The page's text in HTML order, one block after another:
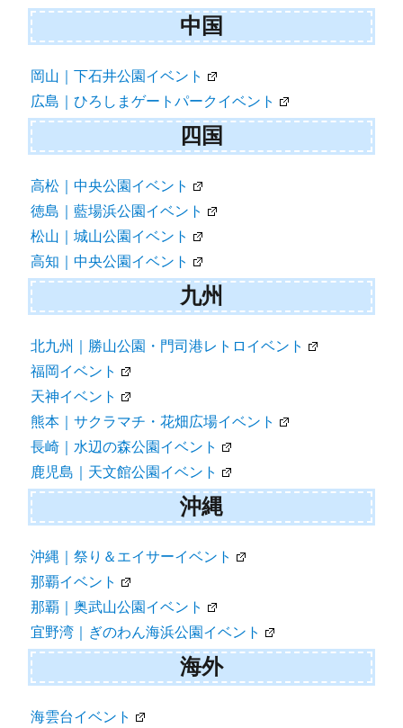
中国
岡山｜下石井公園イベント
広島｜ひろしまゲートパークイベント
四国
高松｜中央公園イベント
徳島｜藍場浜公園イベント
松山｜城山公園イベント
高知｜中央公園イベント
九州
北九州｜勝山公園・門司港レトロイベント
福岡イベント
天神イベント
熊本｜サクラマチ・花畑広場イベント
長崎｜水辺の森公園イベント
鹿児島｜天文館公園イベント
沖縄
沖縄｜祭り＆エイサーイベント
那覇イベント
那覇｜奥武山公園イベント
宜野湾｜ぎのわん海浜公園イベント
海外
海雲台イベント